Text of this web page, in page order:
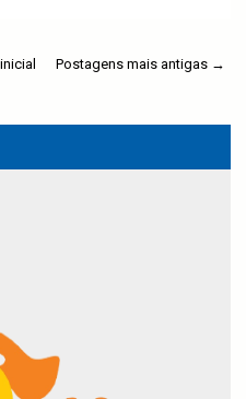
Postagens mais antigas →